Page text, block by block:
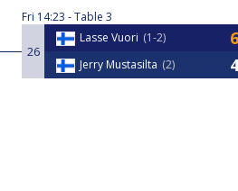
Fri 14:23 Table 3
26
Lasse Vuori
1-2
Jerry Mustasilta 2